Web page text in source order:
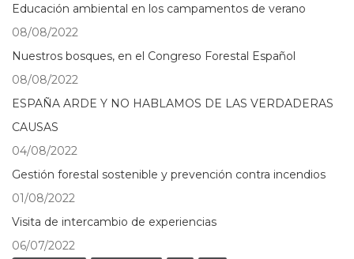
Educación ambiental en los campamentos de verano
08/08/2022
Nuestros bosques, en el Congreso Forestal Español
08/08/2022
ESPAÑA ARDE Y NO HABLAMOS DE LAS VERDADERAS
CAUSAS
04/08/2022
Gestión forestal sostenible y prevención contra incendios
01/08/2022
Visita de intercambio de experiencias
06/07/2022